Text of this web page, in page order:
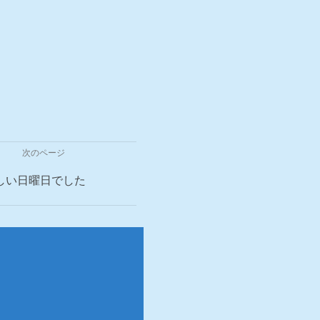
次のページ
い日曜日でした